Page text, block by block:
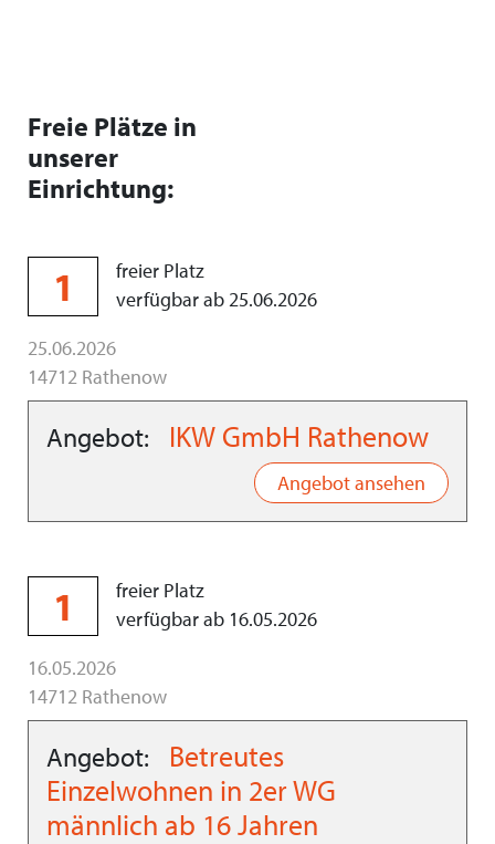
Freie Plätze in
unserer
Einrichtung:
1
freier Platz
verfügbar ab 25.06.2026
25.06.2026
14712 Rathenow
Angebot: IKW GmbH Rathenow
Angebot ansehen
1
freier Platz
verfügbar ab 16.05.2026
16.05.2026
14712 Rathenow
Angebot:
Betreutes
Einzelwohnen in 2er WG
männlich ab 16 Jahren